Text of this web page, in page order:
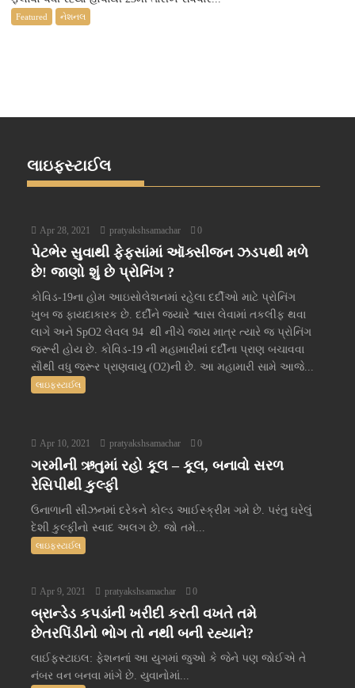
Featured નેશનલ
લાઇફસ્ટાઈલ
Apr 28, 2021 pratyakshsamachar 0
પેટભેર સુવાથી ફેફસાંમાં ઑક્સીજન ઝડપથી મળે
છે! જાણો શું છે પ્રોનિંગ ?
કોવિડ-19ના હોમ આઇસોલેશનમાં રહેલા દર્દીઓ માટે પ્રોનિંગ
ખુબ જ ફાયદાકારક છે. દર્દીને જ્યારે શ્વાસ લેવામાં તકલીફ થવા
લાગે અને SpO2 લેવલ 94 થી નીચે જાય માત્ર ત્યારે જ પ્રોનિંગ
જરૂરી હોય છે. કોવિડ-19 ની મહામારીમાં દર્દીના પ્રાણ બચાવવા
સૌથી વધુ જરૂર પ્રાણવાયુ (O2)ની છે. આ મહામારી સામે આજે...
લાઇફસ્ટાઈલ
Apr 10, 2021 pratyakshsamachar 0
ગરમીની ઋતુમાં રહો કૂલ – કૂલ, બનાવો સરળ
રેસિપીથી કુલ્ફી
ઉનાળાની સીઝનમાં દરેકને કોલ્ડ આઈસ્ક્રીમ ગમે છે. પરંતુ ઘરેલું
દેશી કુલ્ફીનો સ્વાદ અલગ છે. જો તમે...
લાઇફસ્ટાઈલ
Apr 9, 2021 pratyakshsamachar 0
બ્રાન્ડેડ કપડાંની ખરીદી કરતી વખતે તમે
છેતરપિંડીનો ભોગ તો નથી બની રહ્યાને?
લાઈફસ્ટાઇલ: ફેશનનાં આ યુગમાં જુઓ કે જેને પણ જોઈએ તે
નંબર વન બનવા માંગે છે. યુવાનોમાં...